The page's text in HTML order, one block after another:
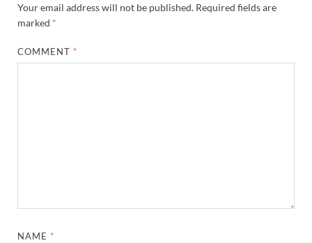
Your email address will not be published. Required fields are
marked *
COMMENT *
NAME *